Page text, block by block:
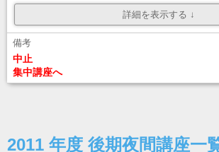
中止
集中講座へ
2011 年度 後期夜間講座一